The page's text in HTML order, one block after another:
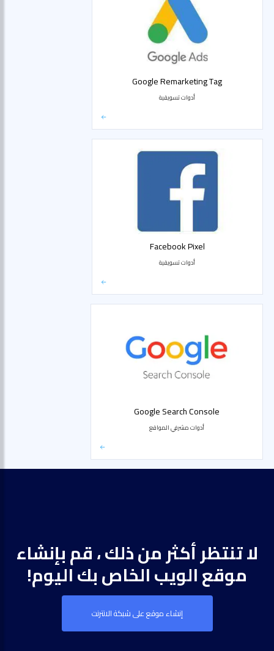
Google Remarketing Tag
أدوات تسويقية
Facebook Pixel
أدوات تسويقية
Google Search Console
أدوات مشرفي المواقع
لا تنتظر أكثر من ذلك ، قم بإنشاء
موقع الويب الخاص بك اليوم!
إنشاء موقع على شبكة الانترنت